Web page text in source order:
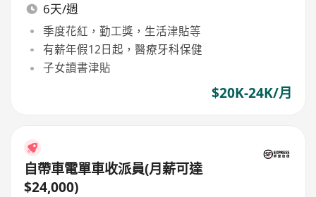
6天/週
季度花紅，勤工獎，生活津貼等
有薪年假12日起，醫療牙科保健
子女讀書津貼
$20K-24K/月
自帶車電單車收派員(月薪可達
$24,000)